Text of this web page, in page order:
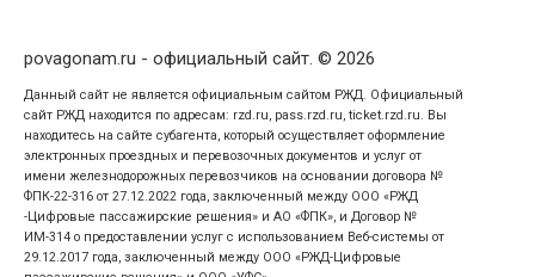
povagonam.ru - официальный сайт. © 2026
Данный сайт не является официальным сайтом РЖД. Официальный
сайт РЖД находится по адресам: rzd.ru, pass.rzd.ru, ticket.rzd.ru. Вы
находитесь на сайте субагента, который осуществляет оформление
электронных проездных и перевозочных документов и услуг от
имени железнодорожных перевозчиков на основании договора №
ФПК-22-316 от 27.12.2022 года, заключенный между ООО «РЖД
-Цифровые пассажирские решения» и АО «ФПК», и Договор №
ИМ-314 о предоставлении услуг с использованием Веб-системы от
29.12.2017 года, заключенный между ООО «РЖД-Цифровые